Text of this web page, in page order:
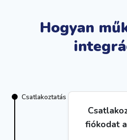
Hogyan
Csatlakoztatás
fiókodat